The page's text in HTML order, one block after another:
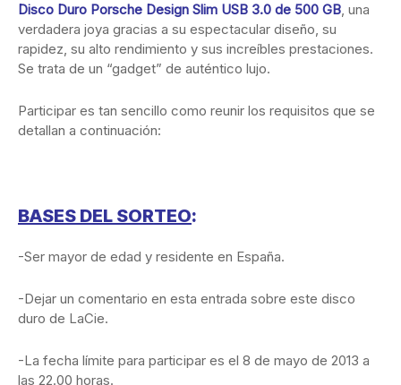
Disco Duro Porsche Design Slim USB 3.0 de 500 GB, una
verdadera joya gracias a su espectacular diseño, su
rapidez, su alto rendimiento y sus increíbles prestaciones.
Se trata de un “gadget” de auténtico lujo.
Participar es tan sencillo como reunir los requisitos que se
detallan a continuación:
BASES DEL SORTEO:
-Ser mayor de edad y residente en España.
-Dejar un comentario en esta entrada sobre este disco
duro de LaCie.
-La fecha límite para participar es el 8 de mayo de 2013 a
las 22.00 horas.